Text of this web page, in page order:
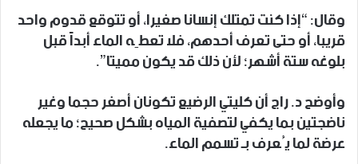
وقال: “إذا كنت تمتلك إنسانا صغيرا، أو تتوقع قدوم واحد
قريبا، أو حتى تعرف أحدهم، فلا تعطِه الماء أبداً قبل
بلوغه ستة أشهر؛ لأن ذلك قد يكون مميتا”.
وأوضح د. راج أن كليتي الرضيع تكونان أصغر حجما وغير
ناضجتين بما يكفي لتصفية المياه بشكل صحيح؛ ما يجعله
عرضة لما يُعرف بـ تسمم الماء.